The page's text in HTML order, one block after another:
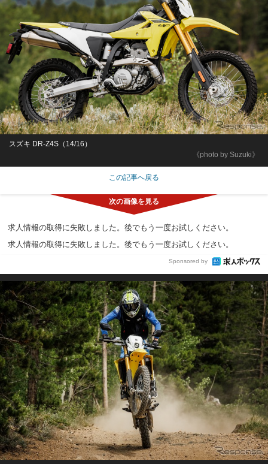
《photo by Suzuki》
スズキ DR-Z4S（14/16）
この記事へ戻る
求人情報の取得に失敗しました。後でもう一度お試しください。
求人情報の取得に失敗しました。後でもう一度お試しください。
Sponsored by